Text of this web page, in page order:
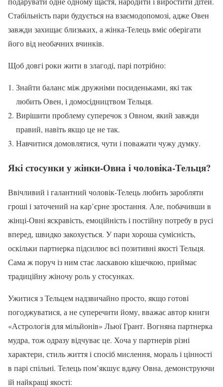
Стабільність пари будується на взаємодопомозі, адже Овен
завжди захищає близьких, а жінка-Телець вміє оберігати
його від необачних вчинків.
Щоб довгі роки жити в злагоді, парі потрібно:
Знайти баланс між дружніми посиденьками, які так
любить Овен, і домосідництвом Тельця.
Вирішити проблему суперечок з Овном, який завжди
правий, навіть якщо це не так.
Навчитися домовлятися, чути і поважати чужу думку.
Які стосунки у жінки-Овна і чоловіка-Тельця?
Ввічливий і галантний чоловік-Телець любить заробляти
гроші і заточений на кар’єрне зростання. Але, побачивши в
жінці-Овні яскравість, емоційність і постійну потребу в русі
вперед, швидко закохується. У пари хороша сумісність,
оскільки партнерка підсилює всі позитивні якості Тельця.
Сама ж поруч із ним стає ласкавою кішечкою, приймає
традиційну жіночу роль у стосунках.
Ужитися з Тельцем надзвичайно просто, якщо готові
погоджуватися, а не суперечити йому, вважає автор книги
«Астрологія для мільйонів» Льюї Грант. Вогняна партнерка
мудра, тож одразу відчуває це. Хоча у партнерів різні
характери, стиль життя і спосіб мислення, мораль і цінності
в парі спільні. Телець пом’якшує вдачу Овна, демонструючи
їй найкращі якості: